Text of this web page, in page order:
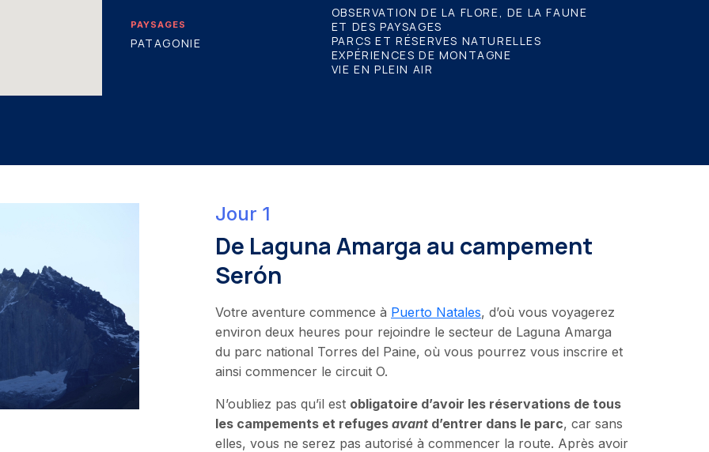
PAYSAGES
PATAGONIE
OBSERVATION DE LA FLORE, DE LA FAUNE
ET DES PAYSAGES
PARCS ET RÉSERVES NATURELLES
EXPÉRIENCES DE MONTAGNE
VIE EN PLEIN AIR
Jour 1
De Laguna Amarga au campement
Serón
Votre aventure commence à Puerto Natales, d’où vous voyagerez
environ deux heures pour rejoindre le secteur de Laguna Amarga
du parc national Torres del Paine, où vous pourrez vous inscrire et
ainsi commencer le circuit O.
N’oubliez pas qu’il est obligatoire d’avoir les réservations de tous
les campements et refuges avant d’entrer dans le parc, car sans
elles, vous ne serez pas autorisé à commencer la route. Après avoir